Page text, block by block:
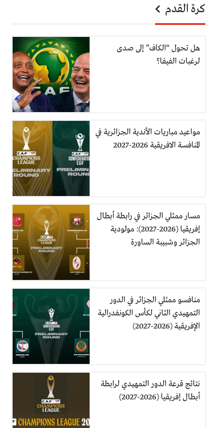
كرة القدم
هل تحول “الكاف” إلى صدى
لرغبات الفيفا؟
مواعيد مباريات الأندية الجزائرية في
المنافسة الافريقية 2026-2027
مسار ممثلي الجزائر في رابطة أبطال
إفريقيا (2026-2027): مولودية
الجزائر وشبيبة الساورة
منافسو ممثلي الجزائر في الدور
التمهيدي الثاني لكأس الكونفدرالية
الإفريقية (2026-2027)
نتائج قرعة الدور التمهيدي لرابطة
أبطال إفريقيا (2026-2027)